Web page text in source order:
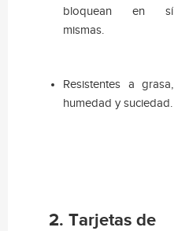
bloquean en sí
mismas.
Resistentes a grasa,
humedad y suciedad.
2. Tarjetas de